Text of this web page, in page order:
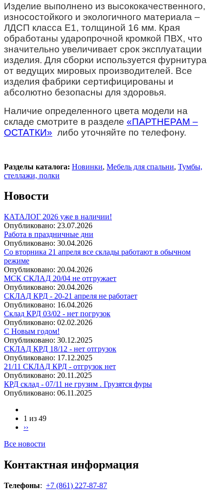
Изделие выполнено из высококачественного,
износостойкого и экологичного материала –
ЛДСП класса Е1, толщиной 16 мм. Края
обработаны ударопрочной кромкой ПВХ, что
значительно увеличивает срок эксплуатации
изделия. Для сборки используется фурнитура
от ведущих мировых производителей. Все
изделия фабрики сертифицированы и
абсолютно безопасны для здоровья.
Наличие определенного цвета модели на
складе смотрите в разделе «ПАРТНЕРАМ –
ОСТАТКИ» либо уточняйте по телефону.
Разделы каталога: Новинки, Мебель для спальни, Тумбы,
стеллажи, полки
Новости
КАТАЛОГ 2026 уже в наличии!
Опубликовано: 23.07.2026
Работа в праздничные дни
Опубликовано: 30.04.2026
Со вторника 21 апреля все склады работают в обычном
режиме
Опубликовано: 20.04.2026
МСК СКЛАД 20/04 не отгружает
Опубликовано: 20.04.2026
СКЛАД КРД - 20-21 апреля не работает
Опубликовано: 16.04.2026
Склад КРД 03/02 - нет погрузок
Опубликовано: 02.02.2026
С Новым годом!
Опубликовано: 30.12.2025
СКЛАД КРД 18/12 - нет отгрузок
Опубликовано: 17.12.2025
21/11 СКЛАД КРД - отгрузок нет
Опубликовано: 20.11.2025
КРД склад - 07/11 не грузим . Грузятся фуры
Опубликовано: 06.11.2025
1 из 49
››
Все новости
Контактная информация
Телефоны: +7 (861) 227-87-87